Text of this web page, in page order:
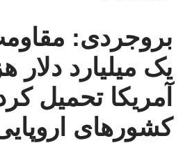
بروجردی:
یک میلیارد دلار
آمریکا تحمیل
کشورهای